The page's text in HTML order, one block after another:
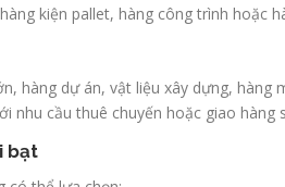
kiện pallet, hàng công trình hoặc
hàng dự án, vật liệu xây dựng, hàng
nhu cầu thuê chuyến hoặc giao hàng
bạt